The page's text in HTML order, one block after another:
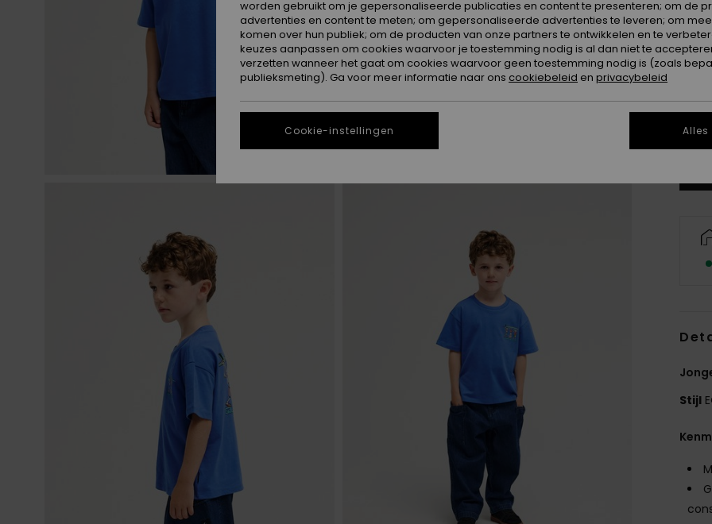
Stijl
worden gebruikt om je gepersonaliseerde publicaties en content te presenteren; om de
advertenties en content te meten; om gepersonaliseerde advertenties te leveren; om
komen over hun publiek; om de producten van onze partners te ontwikkelen en te
keuzes aanpassen om cookies waarvoor je toestemming nodig is al dan niet te
verzetten wanneer het gaat om cookies waarvoor geen toestemming nodig is (zoals
publieksmeting). Ga voor meer informatie naar ons cookiebeleid en privacybeleid
Cookie-instellingen Alles